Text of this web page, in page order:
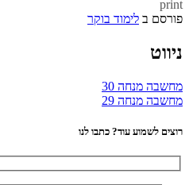
print
פורסם ב לימוד בוקר
ניווט
מחשבה מנחה 30
מחשבה מנחה 29
רוצים לשמוע עוד? כתבו לנו